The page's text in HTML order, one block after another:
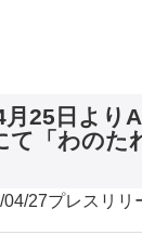
25日より
て「わのた
27プレスリリ